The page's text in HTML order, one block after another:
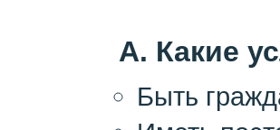
A. Какие
Быть